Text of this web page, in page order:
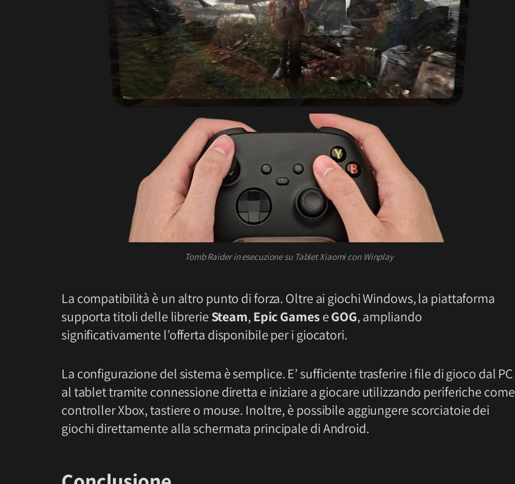
Tomb Raider in esecuzione su Tablet Xiaomi con Winplay
La compatibilità è un altro punto di forza. Oltre ai giochi Windows, la piattaforma
supporta titoli delle librerie Steam,Epic Games eGOG, ampliando
significativamente l’offerta disponibile per i giocatori.
La configurazione del sistema è semplice. E’ sufficiente trasferire i file di gioco dal PC
al tablet tramite connessione diretta e iniziare a giocare utilizzando periferiche come
controller Xbox, tastiere o mouse. Inoltre, è possibile aggiungere scorciatoie dei
giochi direttamente alla schermata principale di Android.